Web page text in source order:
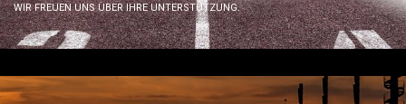
WIR FREUEN UNS ÜBER IHRE UNTERSTÜTZUNG.